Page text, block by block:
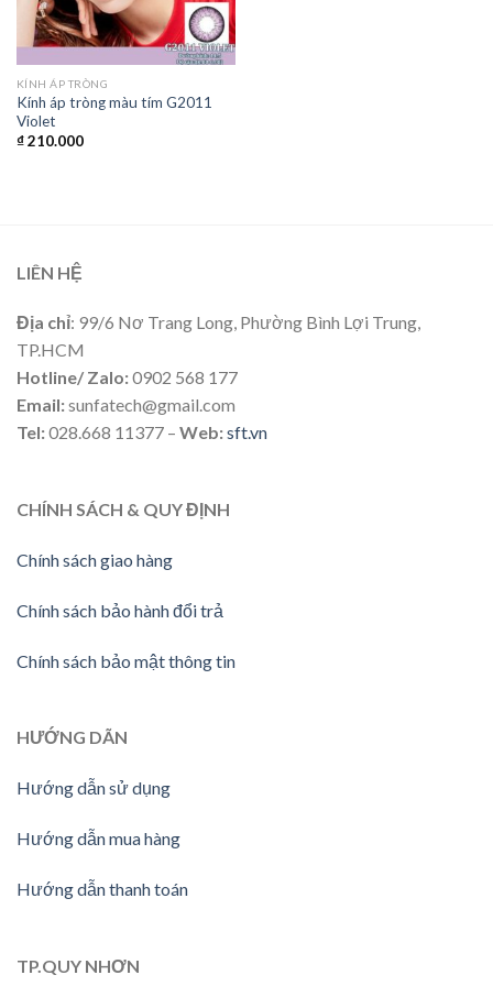
KÍNH ÁP TRÒNG
Kính áp tròng màu tím G2011
Violet
₫210.000
LIÊN HỆ
Địa chỉ: 99/6 Nơ Trang Long, Phường Bình Lợi Trung,
TP.HCM
Hotline/ Zalo:0902 568 177
Email:sunfatech@gmail.com
Tel:028.668 11377 – Web:sft.vn
CHÍNH SÁCH & QUY ĐỊNH
Chính sách giao hàng
Chính sách bảo hành đổi trả
Chính sách bảo mật thông tin
HƯỚNG DÃN
Hướng dẫn sử dụng
Hướng dẫn mua hàng
Hướng dẫn thanh toán
TP.QUY NHƠN